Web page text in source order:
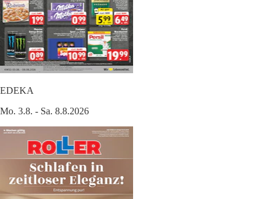
EDEKA
Mo. 3.8. - Sa. 8.8.2026